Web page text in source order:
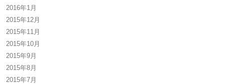
2016年1月
2015年12月
2015年11月
2015年10月
2015年9月
2015年8月
2015年7月